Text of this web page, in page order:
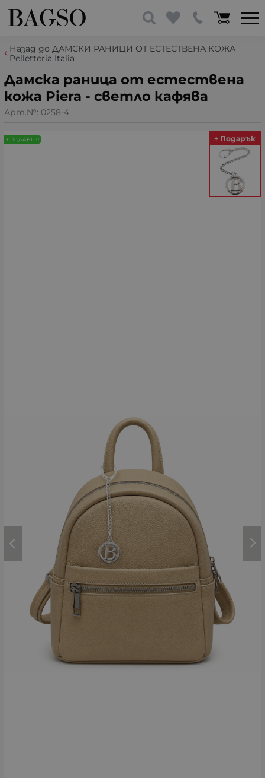
Назад до ДАМСКИ РАНИЦИ ОТ ЕСТЕСТВЕНА КОЖА
Pelletteria Italia
Дамска раница от естествена
кожа Piera - светло кафява
Арт.№: 0258-4
+ ПОДАРЪК! + Подарък